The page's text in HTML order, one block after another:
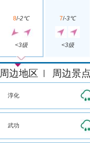
8/-2℃
<3级
7/-3℃
<3级
周边地区 周边景
淳化
武功